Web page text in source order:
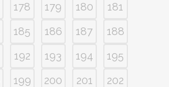
178 179 180
181
185 186 187
188
192 193 194
195
199 200 201
202